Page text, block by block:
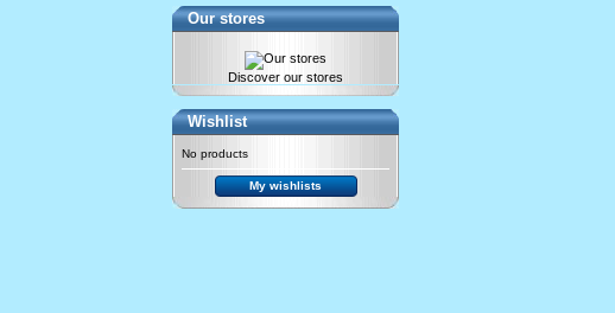
Our stores
Discover our stores
Wishlist
No products
My wishlists